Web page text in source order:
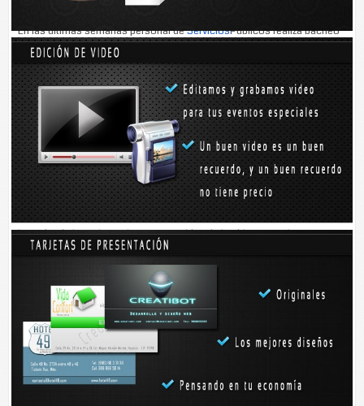
En las últimas semanas personal deServiciosPúblicos realiza bacheo
en las calles principales de Tizimín, sobre todo en el primer cuadro de
la ciudad.
Aunque los trabajadores han tratado de dejar en buen estado las vías
más transitadas, quedan baches en colonias como Adolfo López
Mateos, Santa Rosa de Lima y Sebastián Molas, donde aún no llegan
los trabajos.
Entre las calles más deterioradas se encuentran: la 46-A entre 81 y 83;
la 57 desde la 56 hasta la 62, a espaldas de la “bloquera”; la 77 entre
52 y 52-A; 75 entre 52 y 54-D, y la calle 62 entre 63 y 65, a un costado
del parque “de las mil luces”, cerca de la escuela primaria Sebastián
María Inés Noh Sandoval, vecina de la Adolfo López Mateos, dice que
hace un mes llegaron los trabajadores del Ayuntamiento, pero sólo
rellenaron los baches con sascab, es decir, con material blanco que
aplanaron, pero no le aplicaron el asfalto.